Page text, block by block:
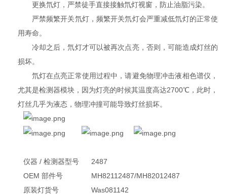
更换氘灯，严禁徒手直接接触氘灯视窗，防止油脂污染。
严禁频繁开关氘灯，频繁开关氘灯会严重减低氘灯的正常使
用寿命。
冷却之后，氘灯才可以被再次点亮，否则，可能造成灯丝的
损坏。
氘灯在点亮正常使用过程中，请避免物理冲击液相色谱仪，
尤其是检测器模块，因为灯亮的时候其温度高达2700℃，此时，
灯丝几乎为液态，物理冲撞可能导致灯丝损坏。
仪器 / 检测器型号 2487
OEM 部件号 MH82112487/MH82012487
原装灯货号 Was081142